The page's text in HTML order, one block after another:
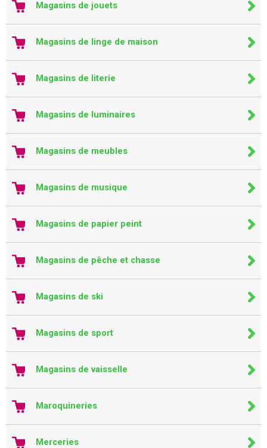
Magasins de jouets
Magasins de linge de maison
Magasins de literie
Magasins de luminaires
Magasins de meubles
Magasins de musique
Magasins de papier peint
Magasins de pêche et chasse
Magasins de ski
Magasins de sport
Magasins de vaisselle
Maroquineries
Merceries